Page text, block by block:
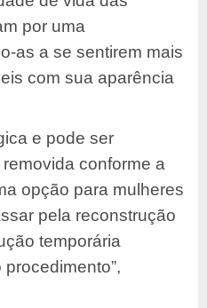
por uma
as a se sentirem mais
com sua aparência
e pode ser
conforme a
opção para mulheres
pela reconstrução
temporária